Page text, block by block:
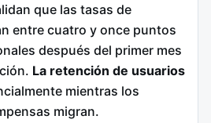
que las tasas de
entre cuatro y once puntos
después del primer mes
La retención de usuarios
mientras los
migran.